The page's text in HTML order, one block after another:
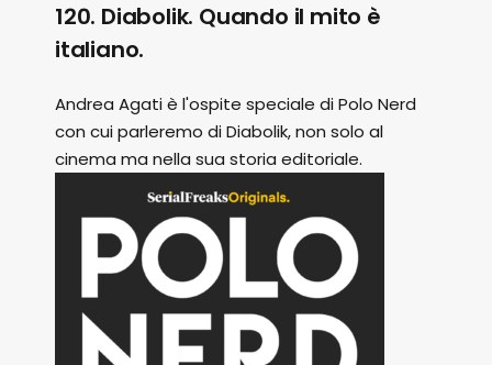
120. Diabolik. Quando il mito è
italiano.
Andrea Agati è l'ospite speciale di Polo Nerd
con cui parleremo di Diabolik, non solo al
cinema ma nella sua storia editoriale.